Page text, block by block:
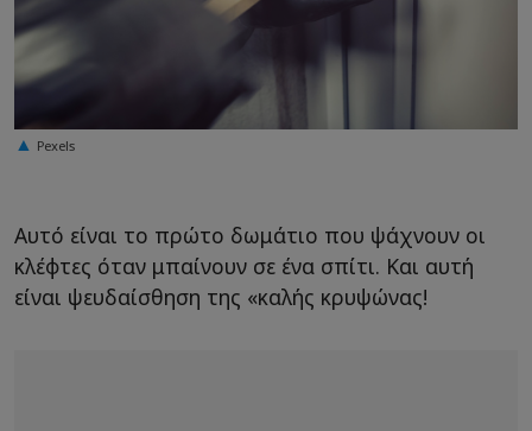
Pexels
Αυτό είναι το πρώτο δωμάτιο που ψάχνουν οι
κλέφτες όταν μπαίνουν σε ένα σπίτι. Και αυτή
είναι ψευδαίσθηση της «καλής κρυψώνας!